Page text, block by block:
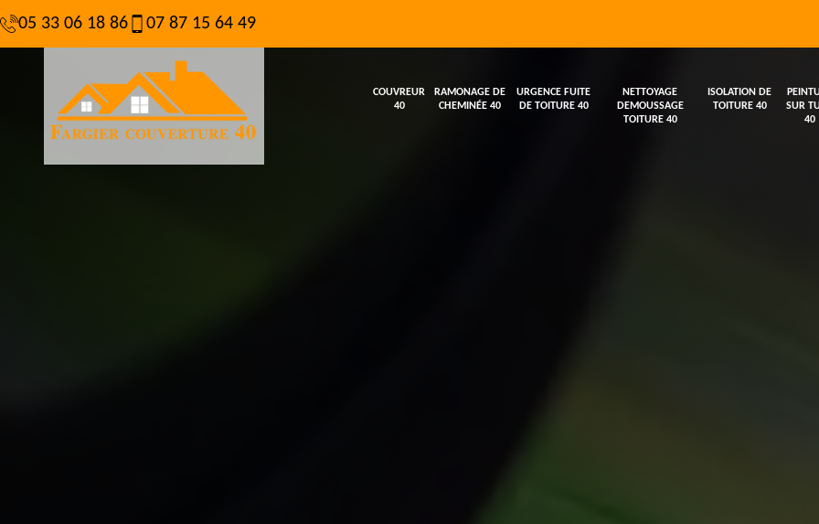
05 33 06 18 86 07 87 15 64 49
COUVREUR
40
RAMONAGE DE
CHEMINÉE 40
URGENCE FUITE
DE TOITURE 40
NETTOYAGE
DEMOUSSAGE
TOITURE 40
ISOLATION DE
TOITURE 40
SUR
40